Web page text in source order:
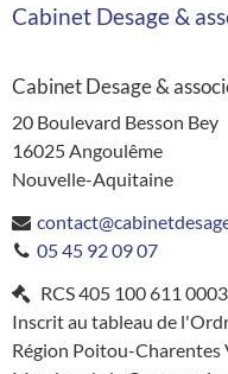
Cabinet Desage &
Cabinet Desage &
20 Boulevard Besson Bey
16025 Angoulême
Nouvelle-Aquitaine
05 45 92 09 07
RCS405 100 611
Inscrit au tableau de
Région Poitou-Charentes